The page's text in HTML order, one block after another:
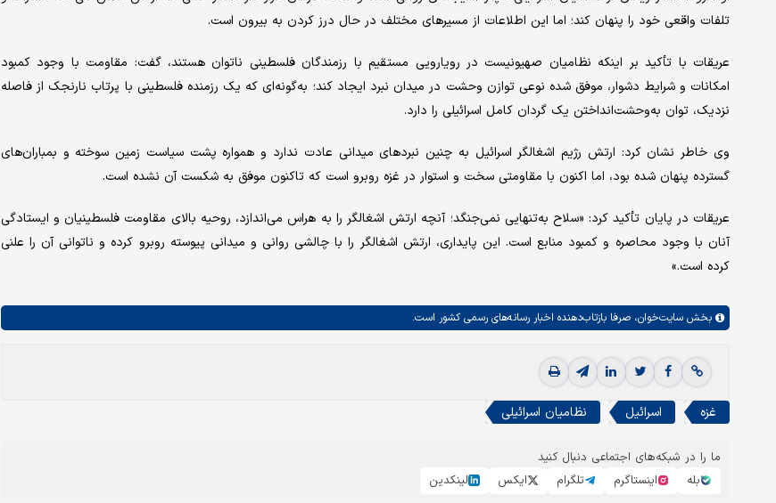
تلفات واقعی خود را پنهان کند؛ اما این اطلاعات از مسیرهای مختلف در حال درز کردن به بیرون است.
عریقات با تأکید بر اینکه نظامیان صهیونیست در رویارویی مستقیم با رزمندگان فلسطینی ناتوان‌ هستند، گفت: مقاومت با وجود کمبود
امکانات و شرایط دشوار، موفق شده نوعی توازن وحشت در میدان نبرد ایجاد کند؛ به‌گونه‌ای که یک رزمنده فلسطینی با پرتاب نارنجک از فاصله
نزدیک، توان به‌وحشت‌انداختن یک گردان کامل اسرائیلی را دارد.
وی خاطر نشان کرد: ارتش رژیم اشغالگر اسرائیل به چنین نبردهای میدانی عادت ندارد و همواره پشت سیاست زمین سوخته و بمباران‌های
گسترده پنهان شده بود، اما اکنون با مقاومتی سخت و استوار در غزه روبرو است که تاکنون موفق به شکست آن نشده است.
عریقات در پایان تأکید کرد: «سلاح به‌تنهایی نمی‌جنگد؛ آنچه ارتش اشغالگر را به هراس می‌اندازد، روحیه بالای مقاومت فلسطینیان و ایستادگی
آنان با وجود محاصره و کمبود منابع است. این پایداری، ارتش اشغالگر را با چالشی روانی و میدانی پیوسته روبرو کرده و ناتوانی آن را علنی
کرده است.»
بخش سایت‌خوان، صرفا بازتاب‌دهنده اخبار رسانه‌های رسمی کشور است.
غزه اسرائیل نظامیان اسرائیلی
ما را در شبکه‌های اجتماعی دنبال کنید
بله
اینستاگرم تلگرام ایکس لینکدین